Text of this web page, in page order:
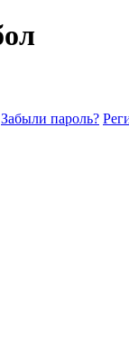
Забыли пароль?